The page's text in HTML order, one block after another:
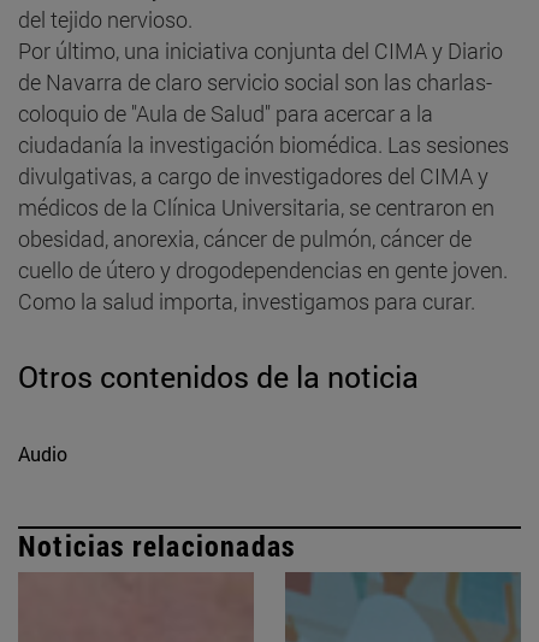
del tejido nervioso.
Por último, una iniciativa conjunta del CIMA y Diario
de Navarra de claro servicio social son las charlas-
coloquio de "Aula de Salud" para acercar a la
ciudadanía la investigación biomédica. Las sesiones
divulgativas, a cargo de investigadores del CIMA y
médicos de la Clínica Universitaria, se centraron en
obesidad, anorexia, cáncer de pulmón, cáncer de
cuello de útero y drogodependencias en gente joven.
Como la salud importa, investigamos para curar.
Otros contenidos de la noticia
Audio
Noticias relacionadas